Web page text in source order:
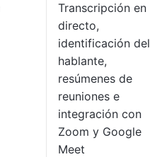
Transcripción en
directo,
identificación del
hablante,
resúmenes de
reuniones e
integración con
Zoom y Google
Meet